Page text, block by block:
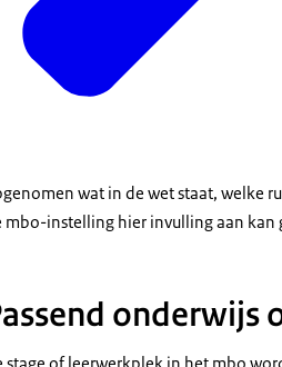
wat in de wet staat, welke
mbo-instelling hier invulling aan kan
onderwijs